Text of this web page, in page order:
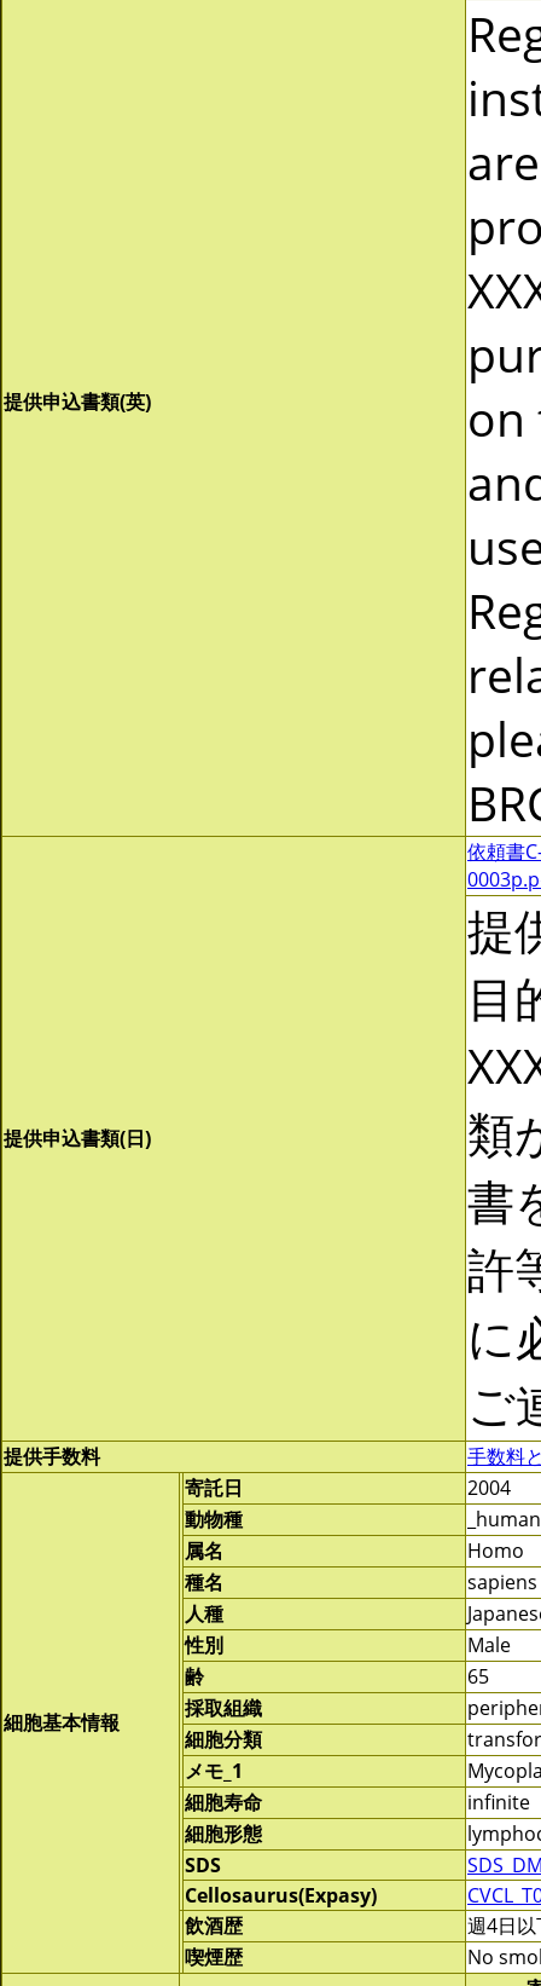
提供申込書類(英)
on
提供申込書類(日)
依頼書
提
目
類
書
許
に
ご
提供手数料 手数料
細胞基本情報
寄託日
2004
動物種
属名
Homo
種名
sapiens
人種
性別
Male
齢
65
採取組織
細胞分類
メモ_1
細胞寿命
infinite
細胞形態
SDS
Cellosaurus(Expasy)
飲酒歴
週4日以
喫煙歴
No